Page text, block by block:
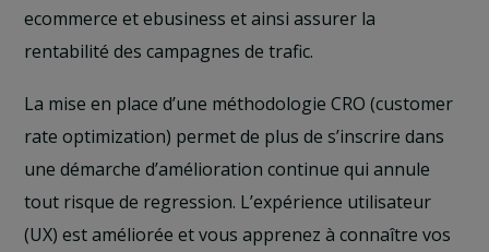
ecommerce et ebusiness et ainsi assurer la
rentabilité des campagnes de trafic.
La mise en place d’une méthodologie CRO (customer
rate optimization) permet de plus de s’inscrire dans
une démarche d’amélioration continue qui annule
tout risque de regression. L’expérience utilisateur
(UX) est améliorée et vous apprenez à connaître vos